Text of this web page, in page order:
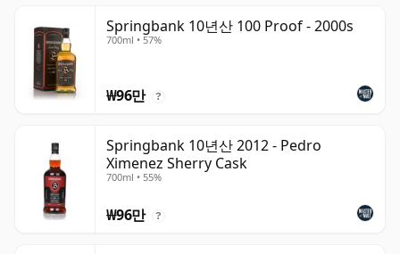
Springbank 10년산 100 Proof - 2000s
700ml • 57%
₩96만 ?
Springbank 10년산 2012 - Pedro
Ximenez Sherry Cask
700ml • 55%
₩96만 ?